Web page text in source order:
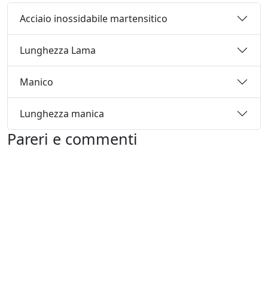
Acciaio inossidabile martensitico
Lunghezza Lama
Manico
Lunghezza manica
Pareri e commenti